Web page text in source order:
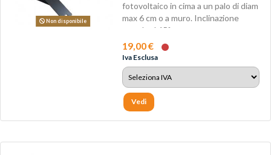
Non disponibile
fotovoltaico in cima a un palo di diam
max 6 cm o a muro. Inclinazione
standard 45°.
19,00 €
Iva Esclusa
Vedi